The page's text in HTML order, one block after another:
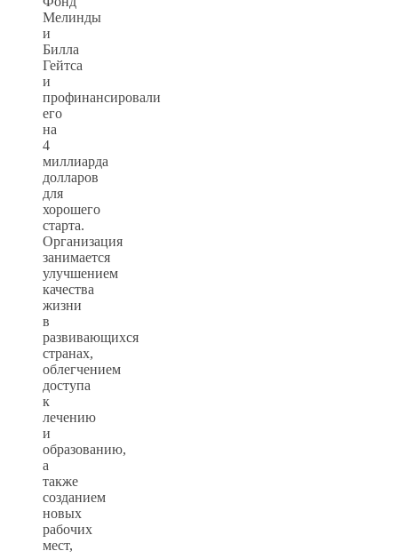
Мелинды
и
Билла
Гейтса
и
профинансировали
его
на
4
миллиарда
долларов
для
хорошего
старта.
Организация
занимается
улучшением
качества
жизни
в
развивающихся
странах,
облегчением
доступа
к
лечению
и
образованию,
а
также
созданием
новых
рабочих
мест,